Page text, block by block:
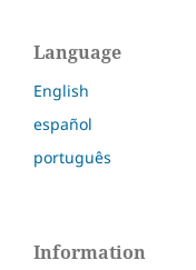
Language
English
español
português
Information